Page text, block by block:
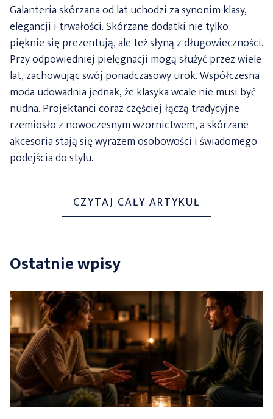
Galanteria skórzana od lat uchodzi za synonim klasy,
elegancji i trwałości. Skórzane dodatki nie tylko
pięknie się prezentują, ale też słyną z długowieczności.
Przy odpowiedniej pielęgnacji mogą służyć przez wiele
lat, zachowując swój ponadczasowy urok. Współczesna
moda udowadnia jednak, że klasyka wcale nie musi być
nudna. Projektanci coraz częściej łączą tradycyjne
rzemiosło z nowoczesnym wzornictwem, a skórzane
akcesoria stają się wyrazem osobowości i świadomego
podejścia do stylu.
CZYTAJ CAŁY ARTYKUŁ
SKÓRZANA
JAK
NOSIĆ
JĄ
MODNIE
I
ŚWIADOMIE”
Ostatnie wpisy